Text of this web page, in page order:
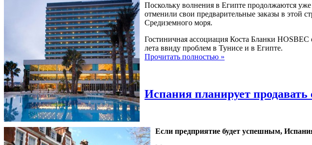
Поскольку волнения в Египте продолжаются
отменили свои предварительные заказы в этой
Средиземного моря.
Гостиничная ассоциация Коста Бланки HOSBEC
лета ввиду проблем в Тунисе и в Египте.
Прочитать полностью »
Испания планирует
Если предприятие будет успешным,